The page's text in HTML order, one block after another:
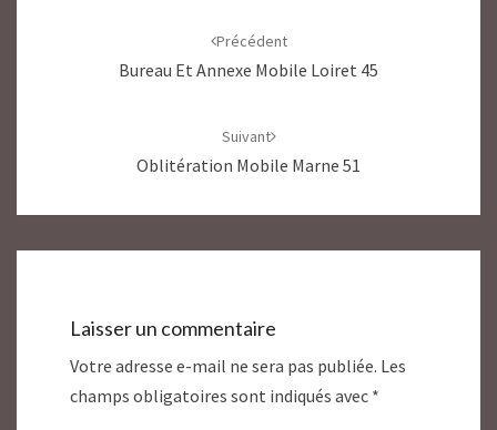
Précédent
Bureau Et Annexe Mobile Loiret 45
Suivant
Oblitération Mobile Marne 51
Laisser un commentaire
Votre adresse e-mail ne sera pas publiée. Les
champs obligatoires sont indiqués avec *